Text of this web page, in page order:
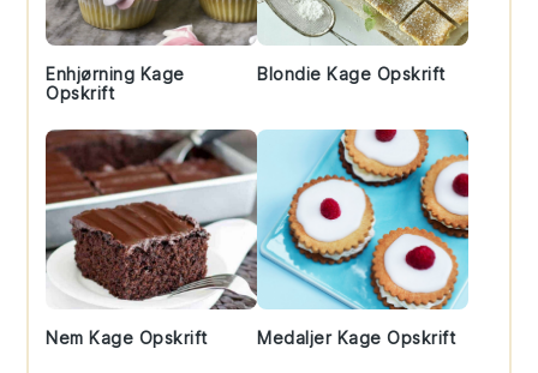
Enhjørning Kage
Opskrift
Blondie Kage Opskrift
Nem Kage Opskrift Medaljer Kage Opskrift